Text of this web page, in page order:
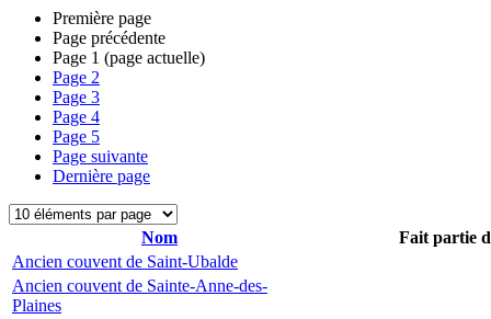
Première page
Page précédente
Page 1 (page actuelle)
Page 2
Page 3
Page 4
Page 5
Page suivante
Dernière page
Nom
Fait partie
Ancien couvent de Saint-Ubalde
Ancien couvent de Sainte-Anne-des-
Plaines